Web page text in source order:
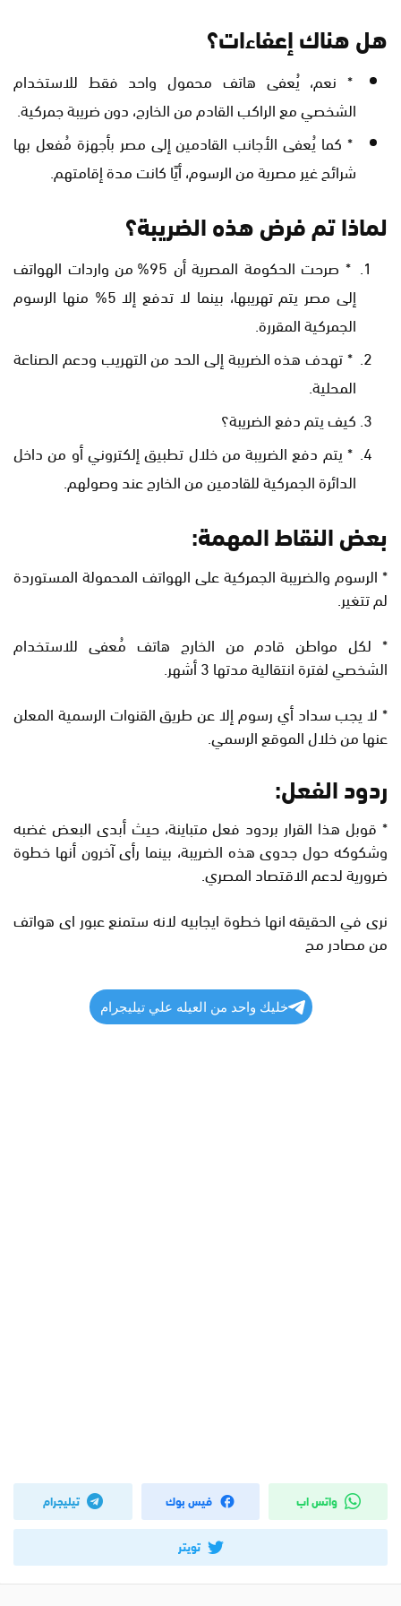
هل هناك إعفاءات؟
* نعم، يُعفى هاتف محمول واحد فقط للاستخدام
الشخصي مع الراكب القادم من الخارج، دون ضريبة جمركية.
* كما يُعفى الأجانب القادمين إلى مصر بأجهزة مُفعل بها
شرائح غير مصرية من الرسوم، أيًا كانت مدة إقامتهم.
لماذا تم فرض هذه الضريبة؟
* صرحت الحكومة المصرية أن 95% من واردات الهواتف
إلى مصر يتم تهريبها، بينما لا تدفع إلا 5% منها الرسوم
الجمركية المقررة.
* تهدف هذه الضريبة إلى الحد من التهريب ودعم الصناعة
المحلية.
كيف يتم دفع الضريبة؟
* يتم دفع الضريبة من خلال تطبيق إلكتروني أو من داخل
الدائرة الجمركية للقادمين من الخارج عند وصولهم.
بعض النقاط المهمة:
* الرسوم والضريبة الجمركية على الهواتف المحمولة المستوردة
لم تتغير.
* لكل مواطن قادم من الخارج هاتف مُعفى للاستخدام
الشخصي لفترة انتقالية مدتها 3 أشهر.
* لا يجب سداد أي رسوم إلا عن طريق القنوات الرسمية المعلن
عنها من خلال الموقع الرسمي.
ردود الفعل:
* قوبل هذا القرار بردود فعل متباينة، حيث أبدى البعض غضبه
وشكوكه حول جدوى هذه الضريبة، بينما رأى آخرون أنها خطوة
ضرورية لدعم الاقتصاد المصري.
نرى في الحقيقه انها خطوة ايجابيه لانه ستمنع عبور اى هواتف
من مصادر مح
خليك واحد من العيله علي تيليجرام
واتس اب فيس بوك تيليجرام
تويتر